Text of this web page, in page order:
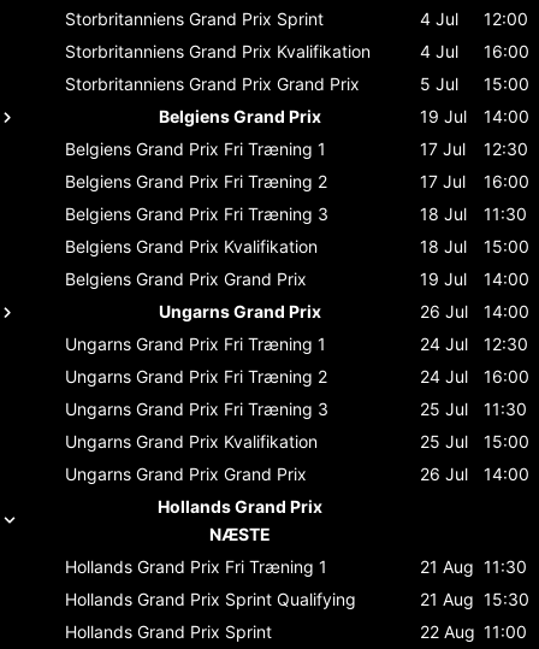
Storbritanniens Grand Prix Sprint 4 Jul
12:00
Storbritanniens Grand Prix Kvalifikation 4 Jul
16:00
Storbritanniens Grand Prix Grand Prix 5 Jul
15:00
Belgiens Grand Prix
19 Jul
14:00
Belgiens Grand Prix Fri Træning 1 17 Jul
12:30
Belgiens Grand Prix Fri Træning 2 17 Jul
16:00
Belgiens Grand Prix Fri Træning 3 18 Jul
11:30
Belgiens Grand Prix Kvalifikation 18 Jul
15:00
Belgiens Grand Prix Grand Prix 19 Jul
14:00
Ungarns Grand Prix
26 Jul
14:00
Ungarns Grand Prix Fri Træning 1 24 Jul
12:30
Ungarns Grand Prix Fri Træning 2 24 Jul
16:00
Ungarns Grand Prix Fri Træning 3 25 Jul
11:30
Ungarns Grand Prix Kvalifikation 25 Jul
15:00
Ungarns Grand Prix Grand Prix 26 Jul
14:00
Hollands Grand Prix
NÆSTE
Hollands Grand Prix Fri Træning 1 21 Aug 11:30
Hollands Grand Prix Sprint Qualifying 21 Aug 15:30
Hollands Grand Prix Sprint 22 Aug 11:00